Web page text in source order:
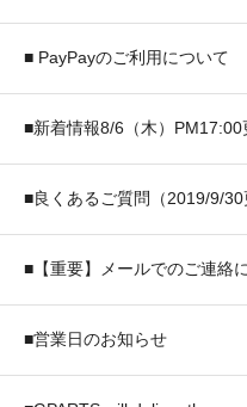
■ PayPayのご利用について
■新着情報8/6（木）PM17:00
■良くあるご質問（2019/9/30
■【重要】メールでのご連絡
■営業日のお知らせ